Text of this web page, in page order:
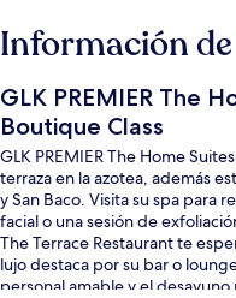
Información
GLK PREMIER The
Boutique Class
GLK PREMIER The Home
terraza en la azotea, además
y San Baco. Visita su spa para
facial o una sesión de
The Terrace Restaurant te
lujo destaca por su bar o
personal amable y el